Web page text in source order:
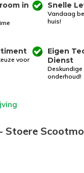
in
Snelle
Vandaag
huis!
voor
Eigen
Dienst
Deskundige
onderhoud!
Stoere